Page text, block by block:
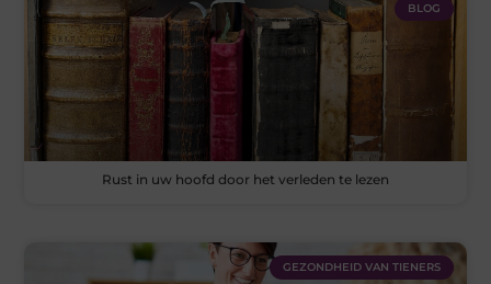
BLOG
Rust in uw hoofd door het verleden te lezen
GEZONDHEID VAN TIENERS